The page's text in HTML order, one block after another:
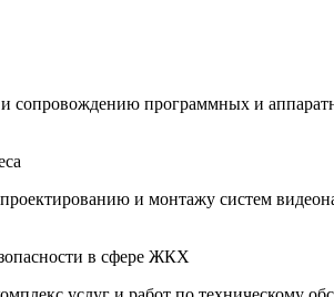
сопровождению программных и
и монтажу систем
в сфере ЖКХ